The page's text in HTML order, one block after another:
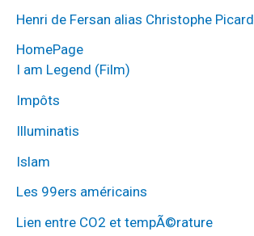
Henri de Fersan alias Christophe Picard
HomePage
I am Legend (Film)
Impôts
Illuminatis
Islam
Les 99ers américains
Lien entre CO2 et tempÃ©rature